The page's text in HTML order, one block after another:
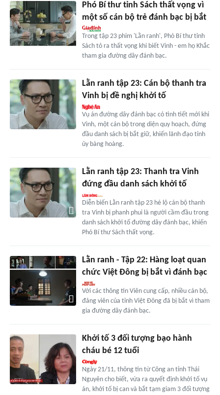
Phó Bí thư tỉnh Sách thất vọng vì
một số cán bộ trẻ đánh bạc bị bắt
Trong tập 23 phim 'Lằn ranh', Phó Bí thư tỉnh
Sách tỏ ra thất vọng khi biết Vinh - em họ Khắc
tham gia đường dây đánh bạc.
Lằn ranh tập 23: Cán bộ thanh tra
Vinh bị đề nghị khởi tố
Vụ án đường dây đánh bạc có tình tiết mới khi
Vinh, một cán bộ trong diện quy hoạch, đứng
đầu danh sách bị bắt giữ, khiến lãnh đạo tỉnh
ủy bàng hoàng.
Lằn ranh tập 23: Thanh tra Vinh
đứng đầu danh sách khởi tố
Diễn biến Lằn ranh tập 23 hé lộ cán bộ thanh
tra Vinh bị phanh phui là người cầm đầu trong
danh sách khởi tố đường dây đánh bạc, khiến
Phó Bí thư Sách thất vọng.
Lằn ranh - Tập 22: Hàng loạt quan
chức Việt Đông bị bắt vì đánh bạc
Với các thông tin Viên cung cấp, nhiều cán bộ,
đảng viên của tỉnh Việt Đông đã bị bắt vì tham
gia đường dây đánh bạc.
Khởi tố 3 đối tượng bạo hành
cháu bé 12 tuổi
Ngày 21/11, thông tin từ Công an tỉnh Thái
Nguyên cho biết, vừa ra quyết định khởi tố vụ
án, khởi tố bị can và bắt tạm giam 3 đối tượng